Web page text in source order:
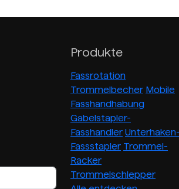
Produkte
Fassrotation
Trommelbecher Mobile
Fasshandhabung
Gabelstapler-
Fasshandler Unterhaken-
Fassstapler Trommel-
Racker
Trommelschlepper